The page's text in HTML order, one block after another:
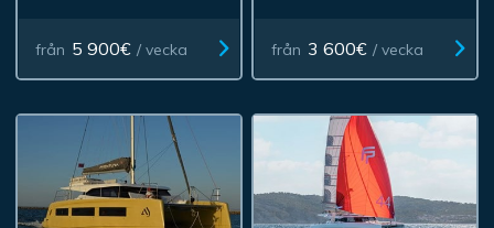
från 5 900€ / vecka från 3 600€ / vecka